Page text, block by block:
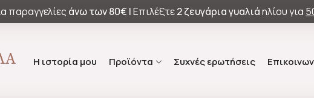
παραγγελίες άνω των80€ |Επιλέξτε2 ζευγάρια γυαλιάηλίου για
Η ιστορία μου Προϊόντα Συχνές ερωτήσεις